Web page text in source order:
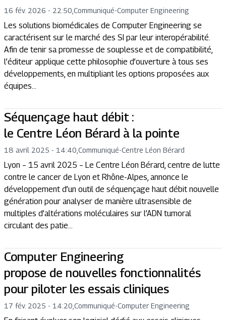
16 fév. 2026 - 22:50 Communiqué-Computer Engineering
Les solutions biomédicales de Computer Engineering se
caractérisent sur le marché des SI par leur interopérabilité.
Afin de tenir sa promesse de souplesse et de compatibilité,
l’éditeur applique cette philosophie d’ouverture à tous ses
développements, en multipliant les options proposées aux
équipes...
Séquençage haut débit :
le Centre Léon Bérard à la pointe
18 avril 2025 - 14:40 Communiqué-Centre Léon Bérard
Lyon – 15 avril 2025 – Le Centre Léon Bérard, centre de lutte
contre le cancer de Lyon et Rhône-Alpes, annonce le
développement d’un outil de séquençage haut débit nouvelle
génération pour analyser de manière ultrasensible de
multiples d’altérations moléculaires sur l’ADN tumoral
circulant des patie...
Computer Engineering
propose de nouvelles fonctionnalités
pour piloter les essais cliniques
17 fév. 2025 - 14:20 Communiqué-Computer Engineering